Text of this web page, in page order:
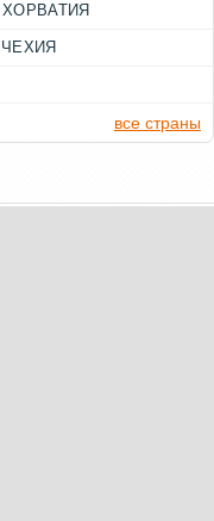
ХОРВАТИЯ
ЧЕХИЯ
все страны